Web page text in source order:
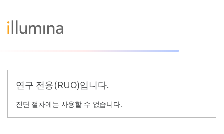
연구 전용(RUO)입니다.
진단 절차에는 사용할 수 없습니다.